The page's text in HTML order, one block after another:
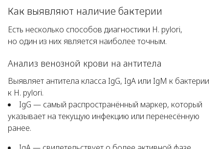
Как выявляют наличие бактерии
Есть несколько способов диагностики H. pylori,
но один из них является наиболее точным.
Анализ венозной крови на антитела
Выявляет антитела класса IgG, IgA или IgM к бактерии
к H. pylori.
IgG — самый распространённый маркер, который
указывает на текущую инфекцию или перенесённую
ранее.